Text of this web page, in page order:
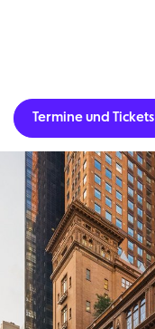
Termine und Tickets